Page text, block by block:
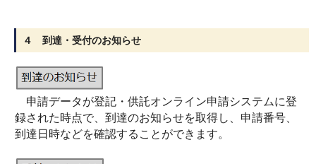
４ 到達・受付のお知らせ
申請データが登記・供託オンライン申請システムに登
録された時点で、到達のお知らせを取得し、申請番号、
到達日時などを確認することができます。